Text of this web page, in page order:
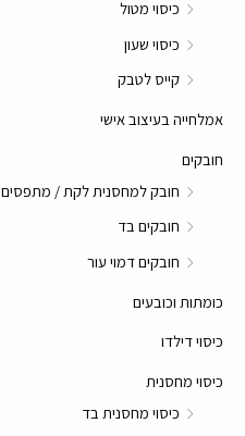
כיסוי מטול
כיסוי שעון
קייס לטבק
אמלחייה בעיצוב אישי
חובקים
חובק למחסנית לקת / מתפסים
חובקים בד
חובקים דמוי עור
כומתות וכובעים
כיסוי דילדו
כיסוי מחסנית
כיסוי מחסנית בד